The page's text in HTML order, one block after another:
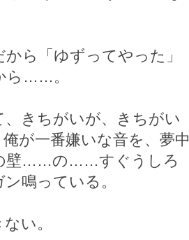
ら「ゆずってやった」
ら……。
きちがいが、きちがい
が一番嫌いな音を、夢中
壁……の……すぐうしろ
鳴っている。
い。